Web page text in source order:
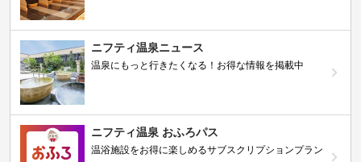
ニフティ温泉ニュース
温泉にもっと行きたくなる！お得な情報を掲載中
ニフティ温泉 おふろパス
温浴施設をお得に楽しめるサブスクリプションプラン